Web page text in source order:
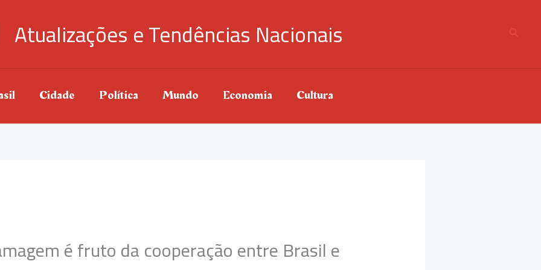
Atualizações e Tendências Nacionais
Cidade Política Mundo Economia Cultura
é fruto da cooperação entre Brasil e